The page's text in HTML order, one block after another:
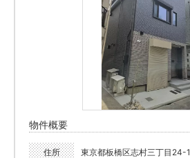
物件概要
住所 東京都板橋区志村三丁目24-1